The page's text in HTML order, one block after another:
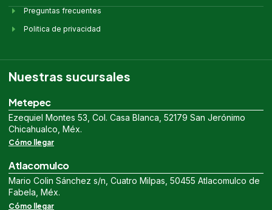
Preguntas frecuentes
Politica de privacidad
Nuestras sucursales
Metepec
Ezequiel Montes 53, Col. Casa Blanca, 52179 San Jerónimo
Chicahualco, Méx.
Cómo llegar
Atlacomulco
Mario Colin Sánchez s/n, Cuatro Milpas, 50455 Atlacomulco de
Fabela, Méx.
Cómo llegar